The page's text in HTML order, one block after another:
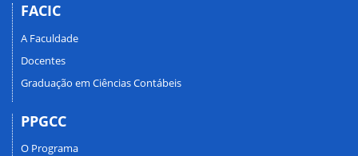
FACIC
A Faculdade
Docentes
Graduação em Ciências Contábeis
PPGCC
O Programa